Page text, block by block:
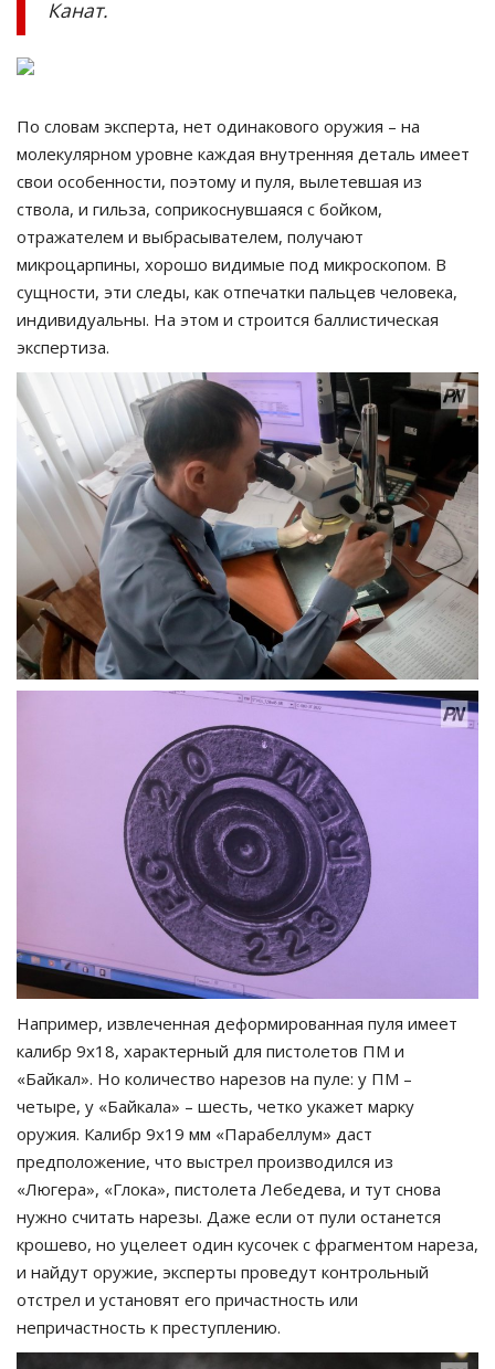
Канат.
По словам эксперта, нет одинакового оружия – на
молекулярном уровне каждая внутренняя деталь имеет
свои особенности, поэтому и пуля, вылетевшая из
ствола, и гильза, соприкоснувшаяся с бойком,
отражателем и выбрасывателем, получают
микроцарпины, хорошо видимые под микроскопом. В
сущности, эти следы, как отпечатки пальцев человека,
индивидуальны. На этом и строится баллистическая
экспертиза.
Например, извлеченная деформированная пуля имеет
калибр 9х18, характерный для пистолетов ПМ и
«Байкал». Но количество нарезов на пуле: у ПМ –
четыре, у «Байкала» – шесть, четко укажет марку
оружия. Калибр 9х19 мм «Парабеллум» даст
предположение, что выстрел производился из
«Люгера», «Глока», пистолета Лебедева, и тут снова
нужно считать нарезы. Даже если от пули останется
крошево, но уцелеет один кусочек с фрагментом нареза,
и найдут оружие, эксперты проведут контрольный
отстрел и установят его причастность или
непричастность к преступлению.